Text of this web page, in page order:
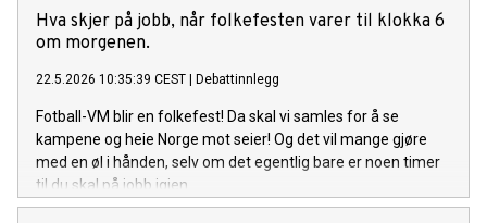
Hva skjer på jobb, når folkefesten varer til klokka 6
om morgenen.
22.5.2026 10:35:39 CEST | Debattinnlegg
Fotball-VM blir en folkefest! Da skal vi samles for å se
kampene og heie Norge mot seier! Og det vil mange gjøre
med en øl i hånden, selv om det egentlig bare er noen timer
til du skal på jobb igjen.